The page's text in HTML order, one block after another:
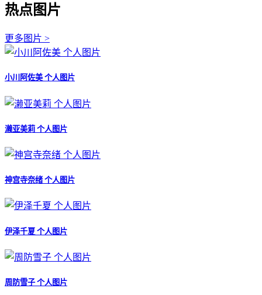
热点图片
更多图片 >
小川阿佐美 个人图片
濑亚美莉 个人图片
神宫寺奈绪 个人图片
伊泽千夏 个人图片
周防雪子 个人图片